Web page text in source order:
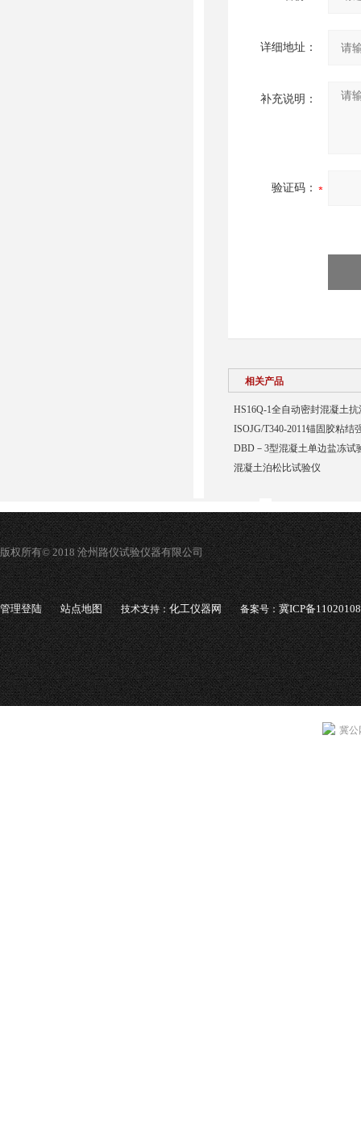
详细地址：
补充说明：
验证码：
相关产品
HS16Q-1全自动密封混凝土抗
ISOJG/T340-2011锚固胶粘结
DBD－3型混凝土单边盐冻试
混凝土泊松比试验仪
版权所有© 2018 沧州路仪试验仪器有限公司
管理登陆 站点地图 技术支持：化工仪器网 备案号：冀ICP备
冀公